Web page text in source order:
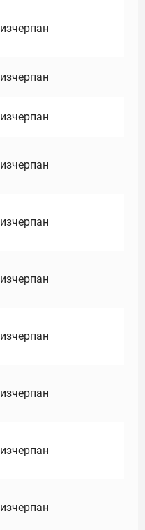
изчерпан
изчерпан
изчерпан
изчерпан
изчерпан
изчерпан
изчерпан
изчерпан
изчерпан
изчерпан